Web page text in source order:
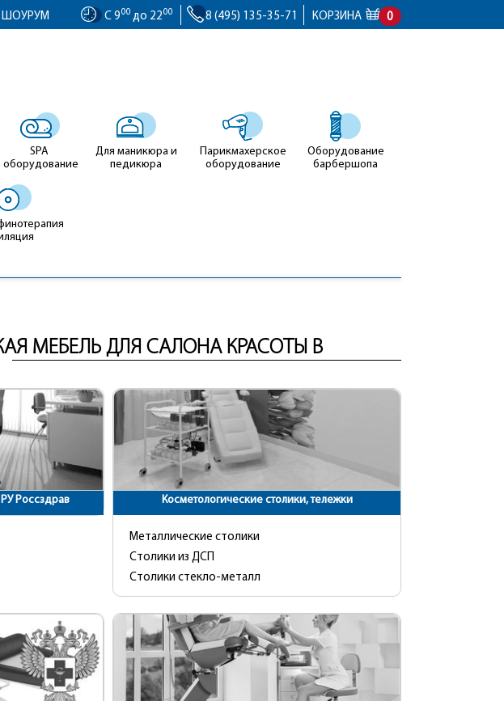
ШОУРУМ С 900 до 2200 8 (495) 135-35-71 КОРЗИНА 0
SPA
оборудование
Для маникюра и
педикюра
Парикмахерское
оборудование
Оборудование
барбершопа
МЕБЕЛЬ ДЛЯ САЛОНА КРАСОТЫ В
Россздрав Косметологические столики, тележки
Металлические столики
Столики из ДСП
Столики стекло-металл